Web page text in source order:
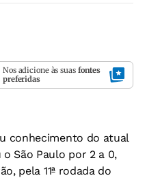
Nos adicione às suas fontes
preferidas
conhecimento do atual
São Paulo por 2 a 0,
pela 11ª rodada do